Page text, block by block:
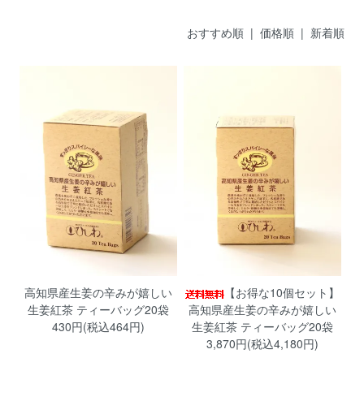
おすすめ順| 価格順 | 新着順
高知県産生姜の辛みが嬉しい
生姜紅茶 ティーバッグ20袋
430円(税込464円)
【お得な10個セット】
高知県産生姜の辛みが嬉しい
生姜紅茶 ティーバッグ20袋
3,870円(税込4,180円)